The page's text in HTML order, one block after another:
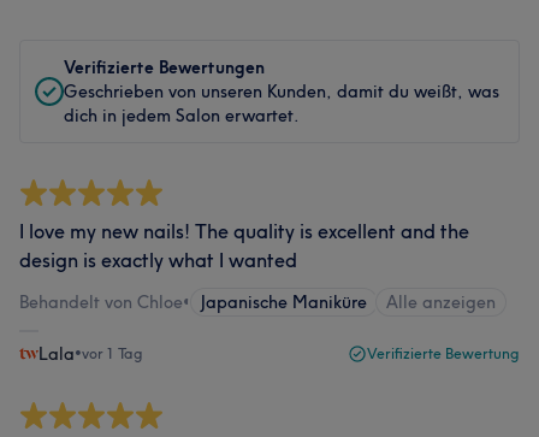
Verifizierte Bewertungen
Geschrieben von unseren Kunden, damit du weißt, was
dich in jedem Salon erwartet.
I love my new nails! The quality is excellent and the
design is exactly what I wanted
Behandelt von Chloe• Japanische Maniküre Alle anzeigen
Lala•vor 1 Tag Verifizierte Bewertung